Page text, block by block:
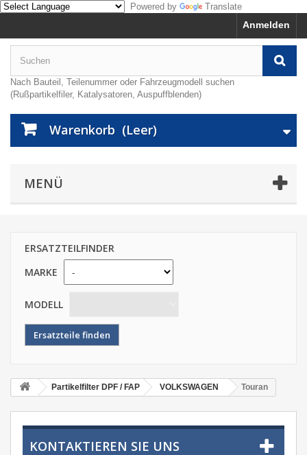
Powered by Translate
Anmelden
Nach Bauteil, Teilenummer oder Fahrzeugmodell suchen
(Rußpartikelfiler, Katalysatoren, Auspuffblenden)
Warenkorb (Leer)
MENÜ
ERSATZTEILFINDER
MARKE
MODELL
Partikelfilter DPF / FAP VOLKSWAGEN Touran
KONTAKTIEREN SIE UNS